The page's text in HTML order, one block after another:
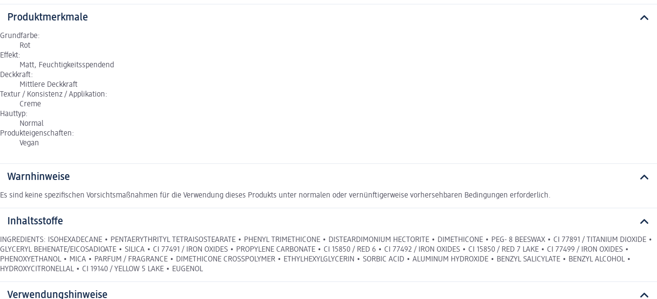
Produktmerkmale
Grundfarbe:
Rot
Effekt:
Matt, Feuchtigkeitsspendend
Deckkraft:
Mittlere Deckkraft
Textur / Konsistenz / Applikation:
Creme
Hauttyp:
Normal
Produkteigenschaften:
Vegan
Warnhinweise
Es sind keine spezifischen Vorsichtsmaßnahmen für die Verwendung dieses Produkts unter normalen oder vernünftigerweise vorhersehbaren Bedingungen erforderlich.
Inhaltsstoffe
INGREDIENTS: ISOHEXADECANE • PENTAERYTHRITYL TETRAISOSTEARATE • PHENYL TRIMETHICONE • DISTEARDIMONIUM HECTORITE • DIMETHICONE • PEG- 8 BEESWAX • CI 77891 / TITANIUM DIOXIDE •
GLYCERYL BEHENATE/EICOSADIOATE • SILICA • CI 77491 / IRON OXIDES • PROPYLENE CARBONATE • CI 15850 / RED 6 • CI 77492 / IRON OXIDES • CI 15850 / RED 7 LAKE • CI 77499 / IRON OXIDES •
PHENOXYETHANOL • MICA • PARFUM / FRAGRANCE • DIMETHICONE CROSSPOLYMER • ETHYLHEXYLGLYCERIN • SORBIC ACID • ALUMINUM HYDROXIDE • BENZYL SALICYLATE • BENZYL ALCOHOL •
HYDROXYCITRONELLAL • CI 19140 / YELLOW 5 LAKE • EUGENOL
Verwendungshinweise